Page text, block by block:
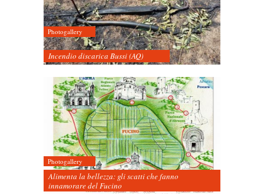
Photogallery
Incendio discarica Bussi (AQ)
Photogallery
Alimenta la bellezza: gli scatti che fanno
innamorare del Fucino